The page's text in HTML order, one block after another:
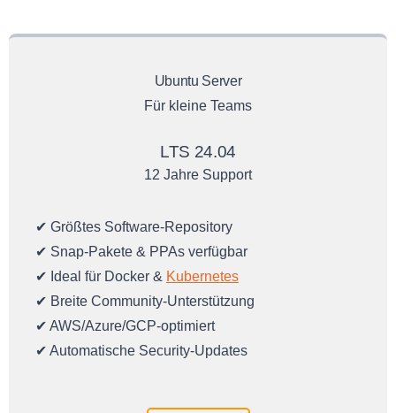
Ubuntu Server
Für kleine Teams
LTS 24.04
12 Jahre Support
✔ Größtes Software-Repository
✔ Snap-Pakete & PPAs verfügbar
✔ Ideal für Docker & Kubernetes
✔ Breite Community-Unterstützung
✔ AWS/Azure/GCP-optimiert
✔ Automatische Security-Updates